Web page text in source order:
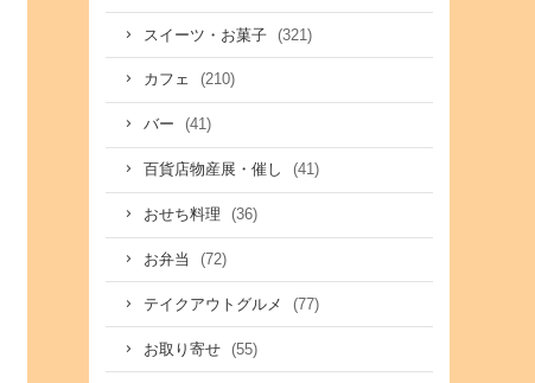
スイーツ・お菓子 (321)
カフェ (210)
バー (41)
百貨店物産展・催し (41)
おせち料理 (36)
お弁当 (72)
テイクアウトグルメ (77)
お取り寄せ (55)